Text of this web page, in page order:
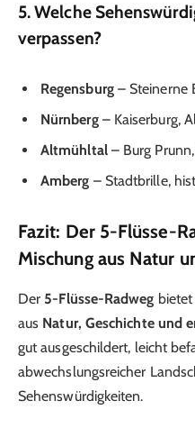
5. Welche
verpassen?
Regensburg– Steinerne
Nürnberg– Kaiserburg,
Altmühltal– Burg
Amberg – Stadtbrille,
Fazit: Der 5-Flüsse-
Mischung aus Natur
Der 5-Flüsse-Radweg
aus Natur, Geschichte und
gut ausgeschildert, leicht
abwechslungsreicher
Sehenswürdigkeiten.